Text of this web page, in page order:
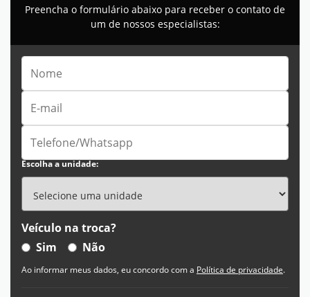
Preencha o formulário abaixo para receber o contato de
um de nossos especialistas:
Escolha a unidade:
Veículo na troca?
Sim
Não
Ao informar meus dados, eu concordo com a Política de privacidade.